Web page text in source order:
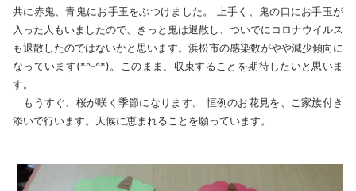
共に赤鬼、青鬼にお手玉をぶつけました。 上手く、鬼の口にお手玉が
入った人もいましたので、きっと鬼は退散し、ついでにコロナウイルス
も退散したのではないかと思います。浜松市の感染数がやや減少傾向に
なっています(*^-^*)。このまま、収束することを期待したいと思いま
す。
もうすぐ、桜が咲く季節になります。 恒例のお花見を、ご家族付き
添いで行います。天候に恵まれることを願っています。